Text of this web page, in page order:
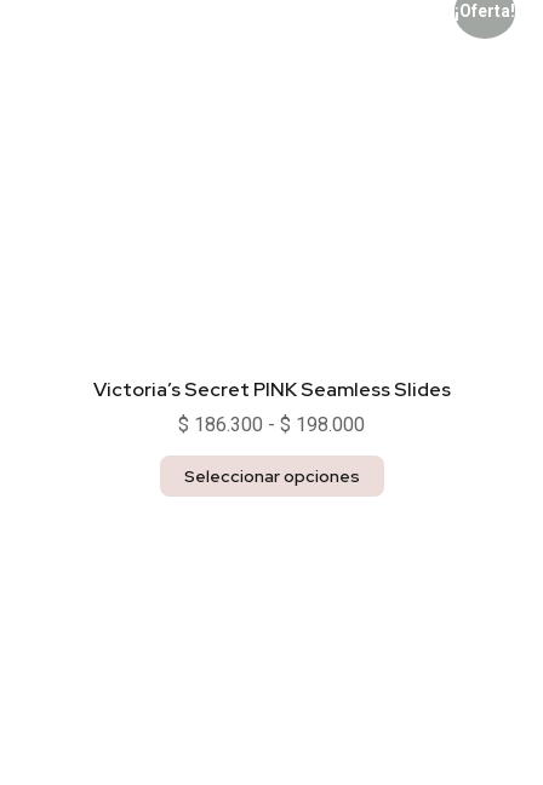
¡Oferta!
Victoria’s Secret PINK Seamless Slides
$ 186.300 - $ 198.000
Seleccionar opciones